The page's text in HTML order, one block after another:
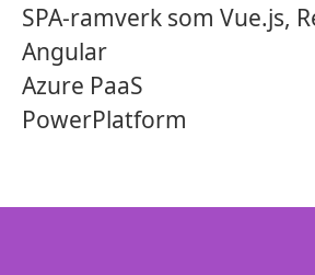
SPA-ramverk som Vue.js,
Angular
Azure PaaS
PowerPlatform